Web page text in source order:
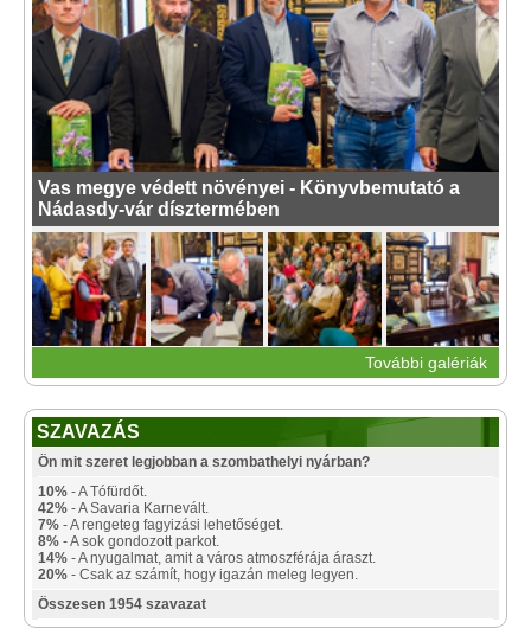
Vas megye védett növényei - Könyvbemutató a
Nádasdy-vár dísztermében
További galériák
SZAVAZÁS
Ön mit szeret legjobban a szombathelyi nyárban?
10% - A Tófürdőt.
42% - A Savaria Karnevált.
7% - A rengeteg fagyizási lehetőséget.
8% - A sok gondozott parkot.
14% - A nyugalmat, amit a város atmoszférája áraszt.
20% - Csak az számít, hogy igazán meleg legyen.
Összesen 1954 szavazat